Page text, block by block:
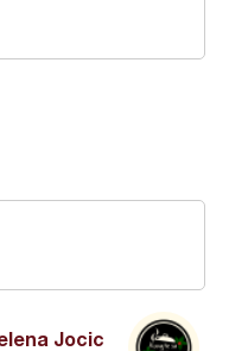
Jocic